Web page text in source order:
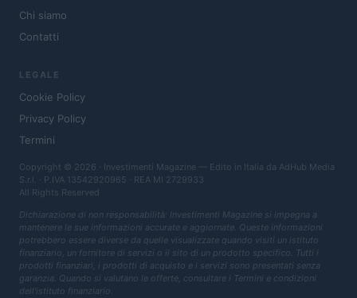
Chi siamo
Contatti
LEGALE
Cookie Policy
Privacy Policy
Termini
Copyright © 2026 · Investimenti Magazine — Edito in Italia da AdHub Media
S.r.l. · P.IVA 13542920965 · REA MI 2729933
All Rights Reserved
Dichiarazione di non responsabilità: Investimenti Magazine si impegna a
mantenere le sue informazioni accurate e aggiornate. Queste informazioni
potrebbero essere diverse da quelle visualizzate quando visiti un istituto
finanziario, un fornitore di servizi o il sito di un prodotto specifico. Tutti i
prodotti finanziari, i prodotti di acquisto e i servizi sono presentati senza
garanzia. Quando si valutano le offerte, consultare i Termini e condizioni
dell'istituto finanziario.